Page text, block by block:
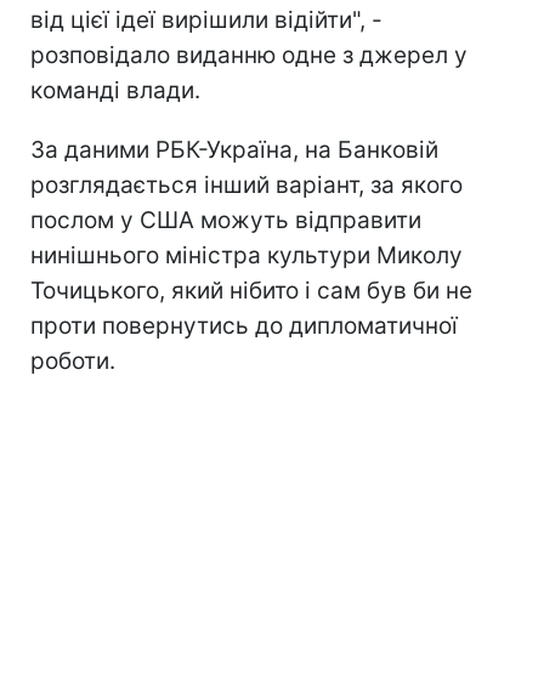
від цієї ідеї вирішили відійти", -
розповідало виданню одне з джерел у
команді влади.
За даними РБК-Україна, на Банковій
розглядається інший варіант, за якого
послом у США можуть відправити
нинішнього міністра культури Миколу
Точицького, який нібито і сам був би не
проти повернутись до дипломатичної
роботи.